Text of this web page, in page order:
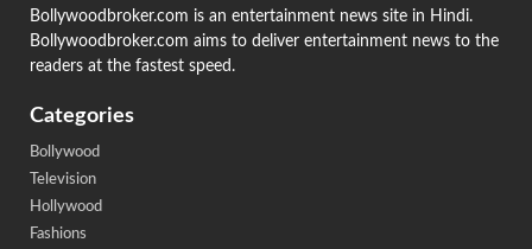
Bollywoodbroker.com is an entertainment news site in Hindi.
Bollywoodbroker.com aims to deliver entertainment news to the
readers at the fastest speed.
Categories
Bollywood
Television
Hollywood
Fashions